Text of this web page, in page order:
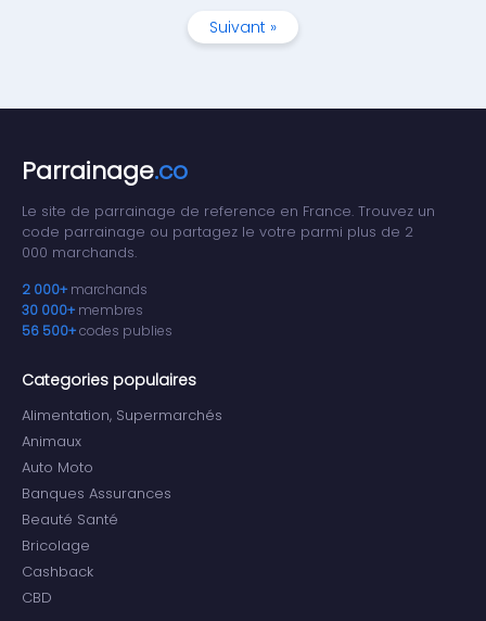
Suivant »
Parrainage.co
Le site de parrainage de reference en France. Trouvez un
code parrainage ou partagez le votre parmi plus de 2
000 marchands.
2 000+ marchands
30 000+ membres
56 500+codes publies
Categories populaires
Alimentation, Supermarchés
Animaux
Auto Moto
Banques Assurances
Beauté Santé
Bricolage
Cashback
CBD